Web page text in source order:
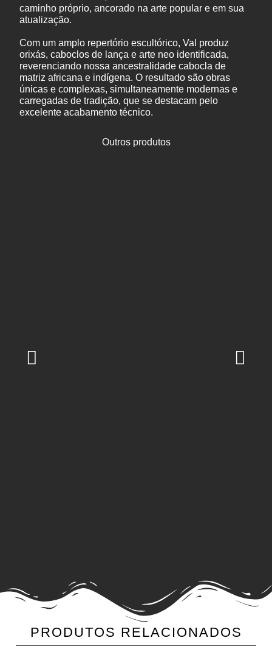
caminho próprio, ancorado na arte popular e em sua
atualização.
Com um amplo repertório escultórico, Val produz
orixás, caboclos de lança e arte neo identificada,
reverenciando nossa ancestralidade cabocla de
matriz africana e indígena. O resultado são obras
únicas e complexas, simultaneamente modernas e
carregadas de tradição, que se destacam pelo
excelente acabamento técnico.
Outros produtos
PRODUTOS RELACIONADOS